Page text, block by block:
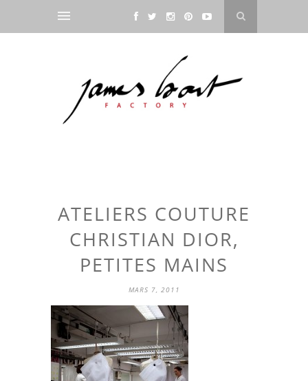
ATELIERS COUTURE
CHRISTIAN DIOR,
PETITES MAINS
MARS 7, 2011